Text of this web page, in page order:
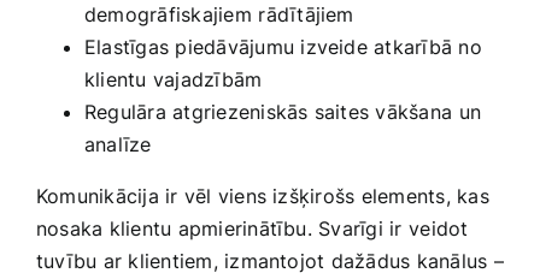
demogrāfiskajiem ⁣rādītājiem
Elastīgas piedāvājumu izveide atkarībā no
klientu vajadzībām
Regulāra atgriezeniskās ‍saites vākšana ⁣un
analīze
Komunikācija ir vēl viens‌ izšķirošs elements, kas
nosaka klientu apmierinātību. Svarīgi ir⁤ veidot
tuvību ar klientiem, izmantojot dažādus kanālus –